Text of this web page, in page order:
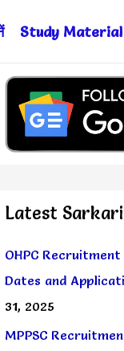
Study Material
Latest
OHPC
Dates and
31, 2025
MPPSC